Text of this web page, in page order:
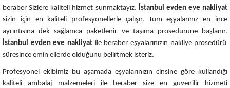
beraber Sizlere kaliteli hizmet sunmaktayız. İstanbul evden eve nakliyat
sizin için en kaliteli profesyonellerle çalışır. Tüm eşyalarınız en ince
ayrıntısına dek sağlamca paketlenir ve taşıma prosedürüne başlanır.
İstanbul evden eve nakliyat ile beraber eşyalarınızın nakliye prosedürü
süresince emin ellerde olduğunu belirtmek isteriz.
Profesyonel ekibimiz bu aşamada eşyalarınızın cinsine göre kullandığı
kaliteli ambalaj malzemeleri ile beraber size en güvenilir hizmeti